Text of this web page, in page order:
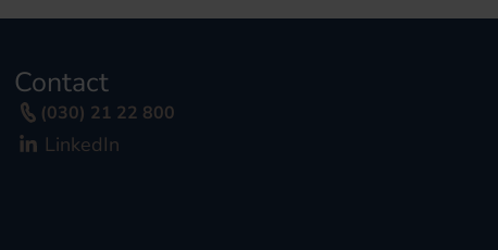
Contact
(030) 21 22 800
LinkedIn